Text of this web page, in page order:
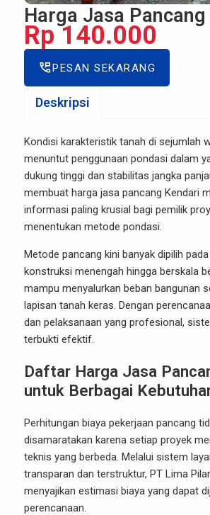
Harga Jasa
Rp 140.000
perm_phone_msgPESAN SEKARANG
Deskripsi
Kondisi karakteristik tanah di sejumlah
menuntut penggunaan pondasi dalam
dukung tinggi dan stabilitas jangka
membuat harga jasa pancang Kendari
informasi paling krusial bagi pemilik
menentukan metode pondasi.
Metode pancang kini banyak dipilih
konstruksi menengah hingga berskala
mampu menyalurkan beban bangunan
lapisan tanah keras. Dengan
dan pelaksanaan yang profesional,
terbukti efektif.
Daftar Harga Jasa
untuk Berbagai
Perhitungan biaya pekerjaan pancang
disamaratakan karena setiap proyek
teknis yang berbeda. Melalui sistem
transparan dan terstruktur, PT Lima
menyajikan estimasi biaya yang dapat
perencanaan.